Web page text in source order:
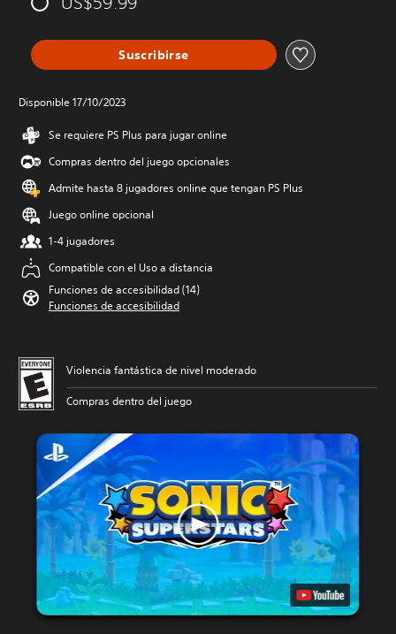
Suscribirse
Disponible 17/10/2023
Se requiere PS Plus para jugar online
Compras dentro del juego opcionales
Admite hasta 8 jugadores online que tengan PS Plus
Juego online opcional
1-4 jugadores
Compatible con el Uso a distancia
Funciones de accesibilidad (14)
Funciones de accesibilidad
Violencia fantástica de nivel moderado
Compras dentro del juego